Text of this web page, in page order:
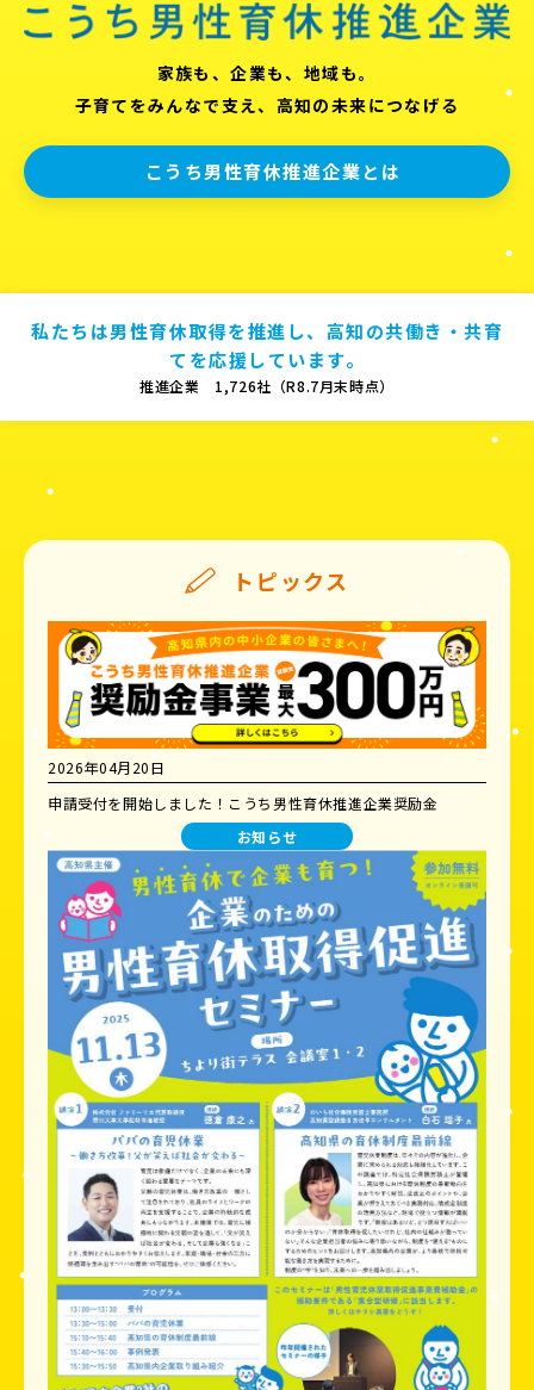
家族も、企業も、地域も。
子育てをみんなで支え、高知の未来につなげる
こうち男性育休推進企業とは
私たちは男性育休取得を推進し、高知の共働き・共育
てを応援しています。
推進企業 1,726社（R8.7月末時点）
トピックス
2026年04月20日
申請受付を開始しました！こうち男性育休推進企業奨励金
お知らせ